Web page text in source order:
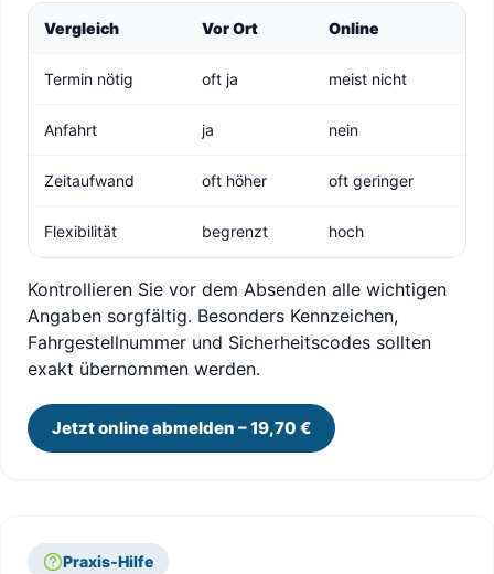
Vergleich Vor Ort Online
Termin nötig oft ja meist nicht
Anfahrt ja nein
Zeitaufwand oft höher oft geringer
Flexibilität begrenzt hoch
Kontrollieren Sie vor dem Absenden alle wichtigen
Angaben sorgfältig. Besonders Kennzeichen,
Fahrgestellnummer und Sicherheitscodes sollten
exakt übernommen werden.
Jetzt online abmelden – 19,70 €
Praxis-Hilfe